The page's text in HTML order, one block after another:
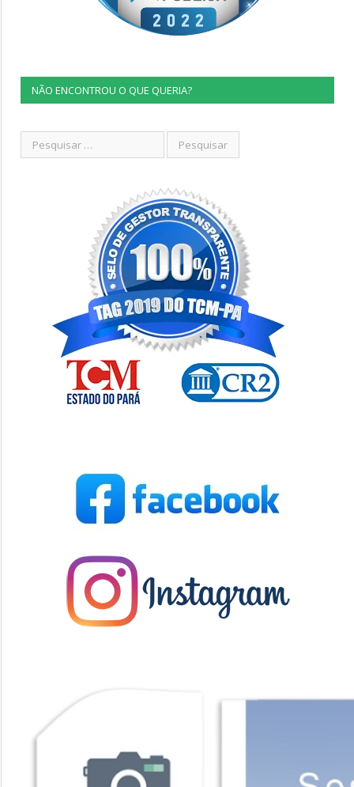
NÃO ENCONTROU O QUE QUERIA?